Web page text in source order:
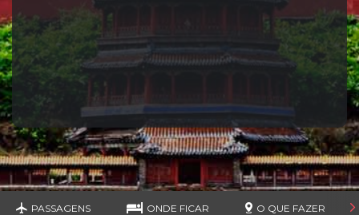
PASSAGENS ONDE FICAR O QUE FAZER